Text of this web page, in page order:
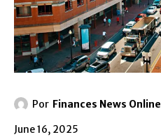
Por Finances News Online
June 16, 2025